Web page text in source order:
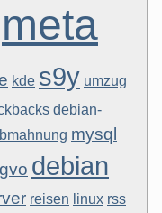
meta
kde s9y umzug
debian-
mysql
debian
reisen linux rss